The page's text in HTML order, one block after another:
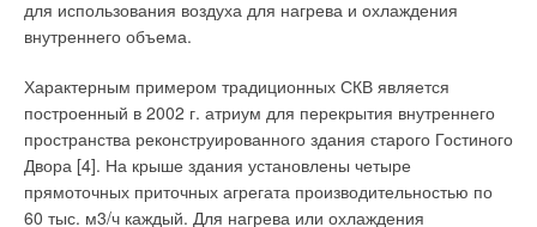
для использования воздуха для нагрева и охлаждения
внутреннего объема.
Характерным примером традиционных СКВ является
построенный в 2002 г. атриум для перекрытия внутреннего
пространства реконструированного здания старого Гостиного
Двора [4]. На крыше здания установлены четыре
прямоточных приточных агрегата производительностью по
60 тыс. м3/ч каждый. Для нагрева или охлаждения